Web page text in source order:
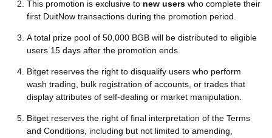
This promotion is exclusive to new users who complete their
first DuitNow transactions during the promotion period.
A total prize pool of 50,000 BGB will be distributed to eligible
users 15 days after the promotion ends.
Bitget reserves the right to disqualify users who perform
wash trading, bulk registration of accounts, or trades that
display attributes of self-dealing or market manipulation.
Bitget reserves the right of final interpretation of the Terms
and Conditions, including but not limited to amending,